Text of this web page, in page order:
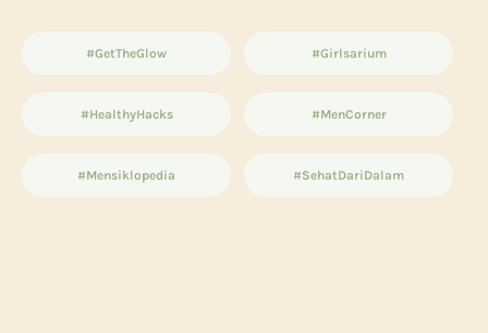
#GetTheGlow #Girlsarium
#HealthyHacks #MenCorner
#Mensiklopedia #SehatDariDalam